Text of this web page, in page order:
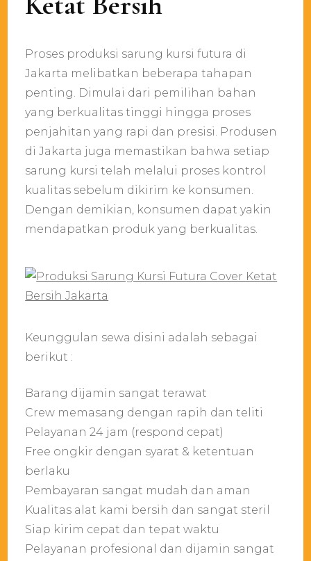
Proses produksi sarung kursi futura di
Jakarta melibatkan beberapa tahapan
penting. Dimulai dari pemilihan bahan
yang berkualitas tinggi hingga proses
penjahitan yang rapi dan presisi. Produsen
di Jakarta juga memastikan bahwa setiap
sarung kursi telah melalui proses kontrol
kualitas sebelum dikirim ke konsumen.
Dengan demikian, konsumen dapat yakin
mendapatkan produk yang berkualitas.
Keunggulan sewa disini adalah sebagai
berikut :
Barang dijamin sangat terawat
Crew memasang dengan rapih dan teliti
Pelayanan 24 jam (respond cepat)
Free ongkir dengan syarat & ketentuan
berlaku
Pembayaran sangat mudah dan aman
Kualitas alat kami bersih dan sangat steril
Siap kirim cepat dan tepat waktu
Pelayanan profesional dan dijamin sangat